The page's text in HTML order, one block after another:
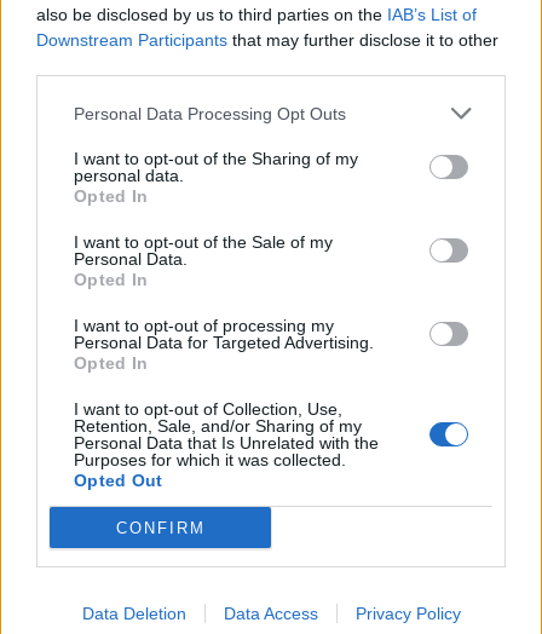
also be disclosed by us to third parties on the IAB’s List of
Downstream Participants that may further disclose it to other
Personal Data Processing Opt Outs
I want to opt-out of the Sharing of my
personal data.
Opted In
I want to opt-out of the Sale of my
Personal Data.
Opted In
I want to opt-out of processing my
Personal Data for Targeted Advertising.
Opted In
I want to opt-out of Collection, Use,
Retention, Sale, and/or Sharing of my
Personal Data that Is Unrelated with the
Purposes for which it was collected.
Opted Out
CONFIRM
Data Deletion Data Access Privacy Policy